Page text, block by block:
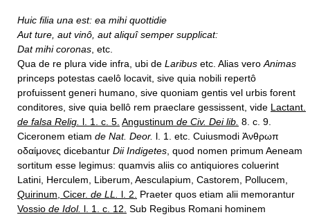
Huic filia una est: ea mihi quottidie
Aut ture, aut vinô, aut aliquî semper supplicat:
Dat mihi coronas , etc.
Qua de re plura vide infra, ubi de Laribus etc. Alias vero Animas
princeps potestas caelô locavit, sive quia nobili repertô
profuissent generi humano, sive quoniam gentis vel urbis forent
conditores, sive quia bellô rem praeclare gessissent, vide Lactant.
de falsa Relig. l. 1. c. 5. Angustinum de Civ. Dei lib. 8. c. 9.
Ciceronem etiam de Nat. Deor. l. 1. etc. Cuiusmodi Ἀνθρωπ
οδαίμονες dicebantur Dii Indigetes , quod nomen primum Aeneam
sortitum esse legimus: quamvis aliis co antiquiores coluerint
Latini, Herculem, Liberum, Aesculapium, Castorem, Pollucem,
Quirinum, Cicer. de LL. l. 2.
Praeter quos etiam alii memorantur
Vossio de Idol. l. 1. c. 12. Sub Regibus Romani hominem